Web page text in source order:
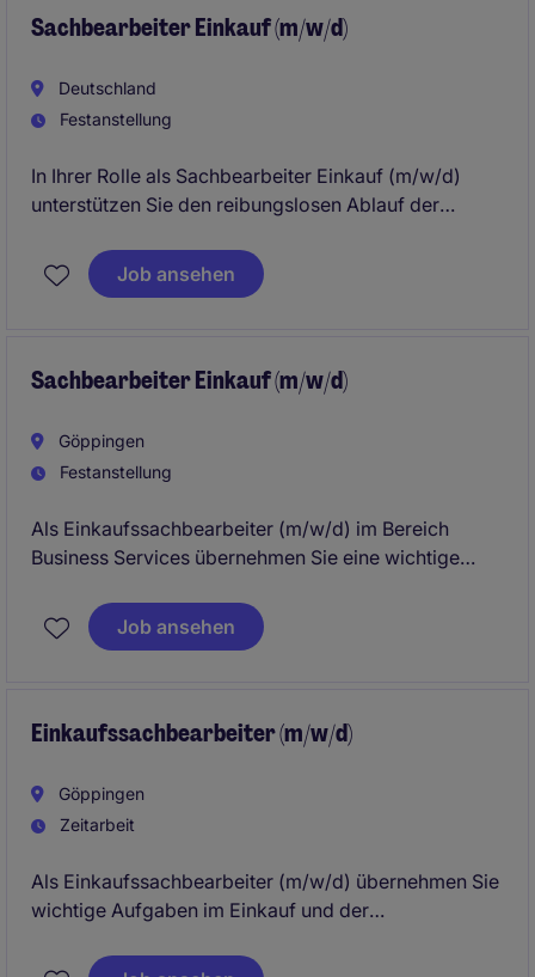
Sachbearbeiter Einkauf (m/w/d)
Deutschland
Festanstellung
In Ihrer Rolle als Sachbearbeiter Einkauf (m/w/d)
unterstützen Sie den reibungslosen Ablauf der
der Lieferantenbeziehungen bei. Sie arbeiten in
einem dynamischen Umfeld in Gingen an der Fils und
Job ansehen
Sachbearbeiter Einkauf (m/w/d)
Göppingen
Festanstellung
Als Einkaufssachbearbeiter (m/w/d) im Bereich
Business Services übernehmen Sie eine wichtige
Lieferkettenmanagement. Ihre Aufgaben umfassen
die operative Unterstützung des Einkaufs sowie die
Job ansehen
Einkaufssachbearbeiter (m/w/d)
Göppingen
Zeitarbeit
Als Einkaufssachbearbeiter (m/w/d) übernehmen Sie
wichtige Aufgaben im Einkauf und der
engagiertes Team und tragen Sie zur Optimierung